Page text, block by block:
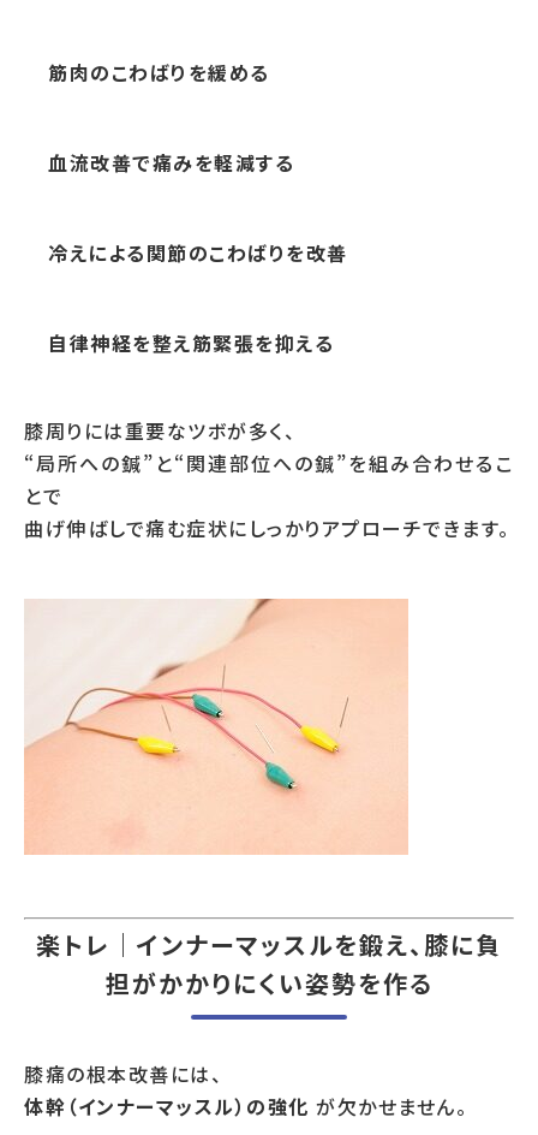
筋肉のこわばりを緩める
血流改善で痛みを軽減する
冷えによる関節のこわばりを改善
自律神経を整え筋緊張を抑える
膝周りには重要なツボが多く、
“局所への鍼”と“関連部位への鍼”を組み合わせるこ
とで
曲げ伸ばしで痛む症状にしっかりアプローチできます。
楽トレ｜インナーマッスルを鍛え、膝に負
担がかかりにくい姿勢を作る
膝痛の根本改善には、
体幹（インナーマッスル）の強化 が欠かせません。